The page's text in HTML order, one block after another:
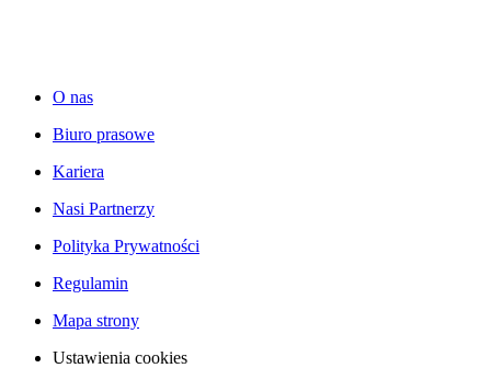
O nas
Biuro prasowe
Kariera
Nasi Partnerzy
Polityka Prywatności
Regulamin
Mapa strony
Ustawienia cookies